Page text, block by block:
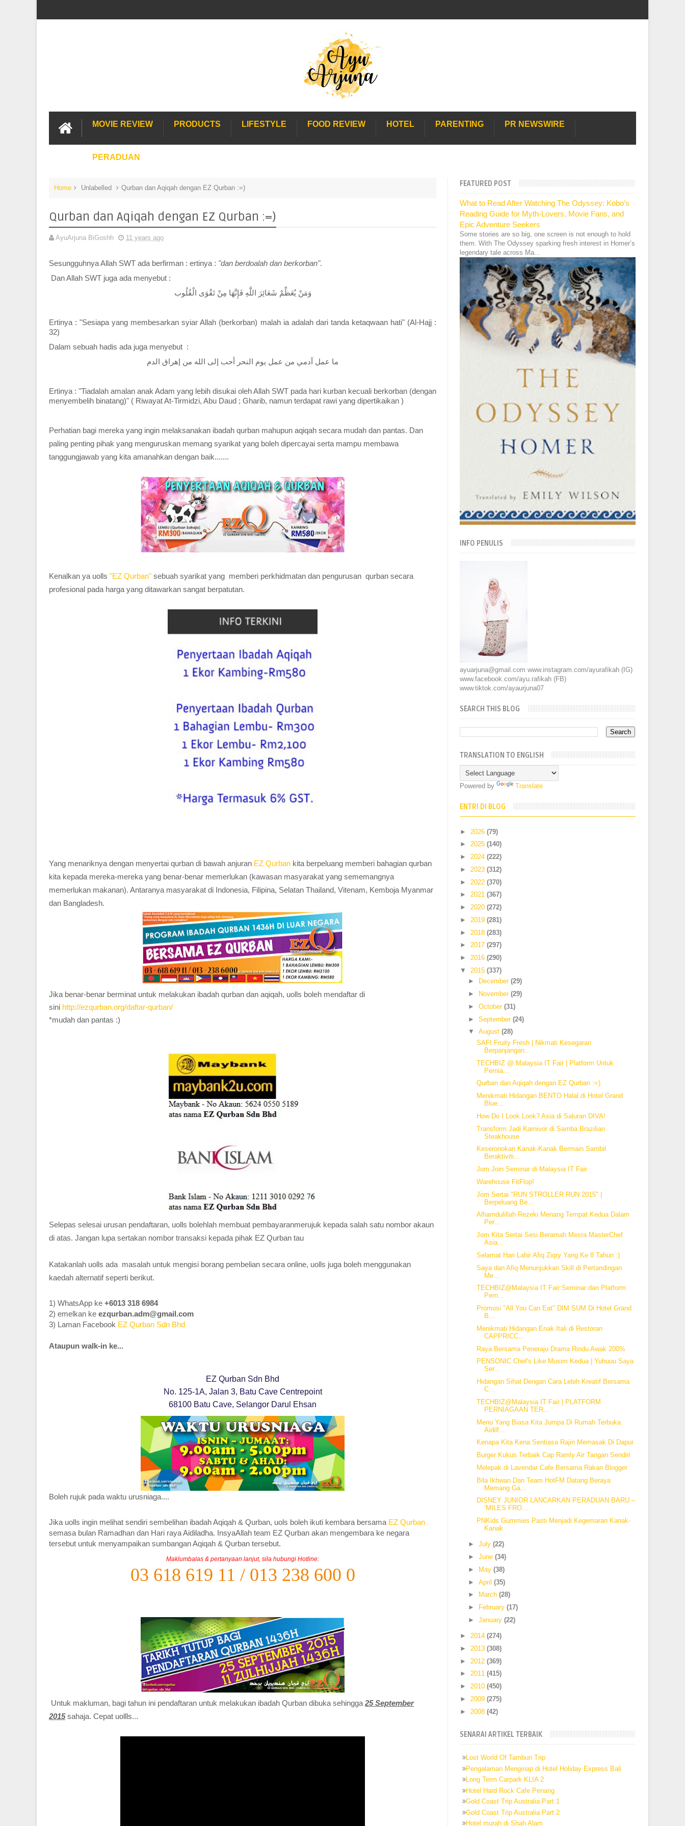
MOVIE REVIEW PRODUCTS LIFESTYLE FOOD REVIEW HOTEL PARENTING PR NEWSWIRE
PERADUAN
Home Unlabelled Qurban dan Aqiqah dengan EZ Qurban :=)
Qurban dan Aqiqah dengan EZ Qurban :=)
AyuArjuna BiGoshh 11 years ago
Sesungguhnya Allah SWT ada berfirman : ertinya : "dan berdoalah dan berkorban".
Dan Allah SWT juga ada menyebut :
وَمَنْ يُعَظِّمْ شَعَائِرَ اللَّهِ فَإِنَّهَا مِنْ تَقْوَى الْقُلُوب
Ertinya : "Sesiapa yang membesarkan syiar Allah (berkorban) malah ia adalah dari tanda ketaqwaan hati" (Al-Hajj :
32)
Dalam sebuah hadis ada juga menyebut :
ما عمل آدمي من عمل يوم النحر أحب إلى الله من إهراق الدم
Ertinya : "Tiadalah amalan anak Adam yang lebih disukai oleh Allah SWT pada hari kurban kecuali berkorban (dengan
menyembelih binatang)" ( Riwayat At-Tirmidzi, Abu Daud ; Gharib, namun terdapat rawi yang dipertikaikan )
Perhatian bagi mereka yang ingin melaksanakan ibadah qurban mahupun aqiqah secara mudah dan pantas. Dan
paling penting pihak yang menguruskan memang syarikat yang boleh dipercayai serta mampu membawa
tanggungjawab yang kita amanahkan dengan baik.......
Kenalkan ya uolls "EZ Qurban" sebuah syarikat yang memberi perkhidmatan dan pengurusan qurban secara
profesional pada harga yang ditawarkan sangat berpatutan.
Yang menariknya dengan menyertai qurban di bawah anjuran EZ Qurban kita berpeluang memberi bahagian qurban
kita kepada mereka-mereka yang benar-benar memerlukan (kawasan masyarakat yang sememangnya
memerlukan makanan). Antaranya masyarakat di Indonesia, Filipina, Selatan Thailand, Vitenam, Kemboja Myanmar
dan Bangladesh.
Jika benar-benar berminat untuk melakukan ibadah qurban dan aqiqah, uolls boleh mendaftar di
sini http://ezqurban.org/daftar-qurban/
*mudah dan pantas :)
Selepas selesai urusan pendaftaran, uolls bolehlah membuat pembayaranmerujuk kepada salah satu nombor akaun
di atas. Jangan lupa sertakan nombor transaksi kepada pihak EZ Qurban tau
Katakanlah uolls ada masalah untuk mengisi borang pembelian secara online, uolls juga boleh menggunakan
kaedah alternatif seperti berikut.
1) WhatsApp ke +6013 318 6984
2) emelkan ke ezqurban.adm@gmail.com
3) Laman Facebook EZ Qurban Sdn Bhd
Ataupun walk-in ke...
EZ Qurban Sdn Bhd
No. 125-1A, Jalan 3, Batu Cave Centrepoint
68100 Batu Cave, Selangor Darul Ehsan
Boleh rujuk pada waktu urusniaga....
Jika uolls ingin melihat sendiri sembelihan ibadah Aqiqah & Qurban, uols boleh ikuti kembara bersama EZ Qurban
semasa bulan Ramadhan dan Hari raya Aidiladha. InsyaAllah team EZ Qurban akan mengembara ke negara
tersebut untuk menyampaikan sumbangan Aqiqah & Qurban tersebut.
Maklumbalas & pertanyaan lanjut, sila hubungi Hotline:
03 618 619 11 / 013 238 600 0
Untuk makluman, bagi tahun ini pendaftaran untuk melakukan ibadah Qurban dibuka sehingga 25 September
2015sahaja. Cepat uollls...
FEATURED POST
What to Read After Watching The Odyssey: Kobo’s
Reading Guide for Myth-Lovers, Movie Fans, and
Epic Adventure Seekers
Some stories are so big, one screen is not enough to hold
them. With The Odyssey sparking fresh interest in Homer’s
legendary tale across Ma...
INFO PENULIS
ayuarjuna@gmail.com www.instagram.com/ayurafikah (IG)
www.facebook.com/ayu.rafikah (FB)
www.tiktok.com/ayaurjuna07
SEARCH THIS BLOG
TRANSLATION TO ENGLISH
Powered by Translate
ENTRI DI BLOG
► 2026(79)
►2025(140)
►2024(222)
► 2023(312)
► 2022(370)
►2021(367)
►2020(272)
► 2019(281)
► 2018(283)
►2017(297)
►2016(290)
▼ 2015(337)
►
December (29)
►
November (29)
► October (31)
► September (24)
▼ August (28)
SAFI Fruity Fresh | Nikmati Kesegaran
Berpanjangan...
TECHBIZ @ Malaysia IT Fair | Platform Untuk
Pernia...
Qurban dan Aqiqah dengan EZ Qurban :=)
Menikmati Hidangan BENTO Halal di Hotel Grand
Blue...
How Do I Look Look? Asia di Saluran DIVA!
Transform Jadi Karnivor di Samba Brazilian
Steakhouse
Keseronokan Kanak-Kanak Bermain Sambil
Beraktiviti...
Jom Join Seminar di Malaysia IT Fair
Warehouse FitFlop!
Jom Sertai "RUN STROLLER RUN 2015" |
Berpeluang Be...
Alhamdulillah Rezeki Menang Tempat Kedua Dalam
Per...
Jom Kita Sertai Sesi Beramah Mesra MasterChef
Asia...
Selamat Hari Lahir Afiq Ziqry Yang Ke 8 Tahun :)
Saya dan Afiq Menunjukkan Skill di Pertandingan
Me...
TECHBIZ@Malaysia IT Fair:Seminar dan Platform
Pern...
Promosi "All You Can Eat" DIM SUM Di Hotel Grand
B...
Menikmati Hidangan Enak Itali di Restoran
CAPPRICC...
Raya Bersama Peneraju Drama Rindu Awak 200%
PENSONIC Chef's Like Musim Kedua | Yuhuuu Saya
Ser...
Hidangan Sihat Dengan Cara Lebih Kreatif Bersama
C...
TECHBIZ@Malaysia IT Fair | PLATFORM
PERNIAGAAN TER...
Menu Yang Biasa Kita Jumpa Di Rumah Terbuka
Aidilf...
Kenapa Kita Kena Sentiasa Rajin Memasak Di Dapur
Burger Kukus Terbaik Cap Ramly Air Tangan Sendiri
Melepak di Lavendar Cafe Bersama Rakan Blogger
Bila Ikhwan Dan Team HotFM Datang Beraya
Memang Ga...
DISNEY JUNIOR LANCARKAN PERADUAN BARU –
‘MILES FRO...
PNKids Gummies Pasti Menjadi Kegemaran Kanak-
Kanak
► July (22)
► June (34)
►
May (38)
► April (35)
►
March (28)
►
February (17)
► January (22)
►2014(274)
► 2013(308)
► 2012(369)
►2011(415)
►2010(450)
► 2009(275)
► 2008(42)
SENARAI ARTIKEL TERBAIK
Lost World Of Tambun Trip
Pengalaman Menginap di Hotel Holiday Express Bali
Long Term Carpark KLIA 2
Hotel Hard Rock Cafe Penang
Gold Coast Trip Australia Part 1
Gold Coast Trip Australia Part 2
Hotel murah di Shah Alam